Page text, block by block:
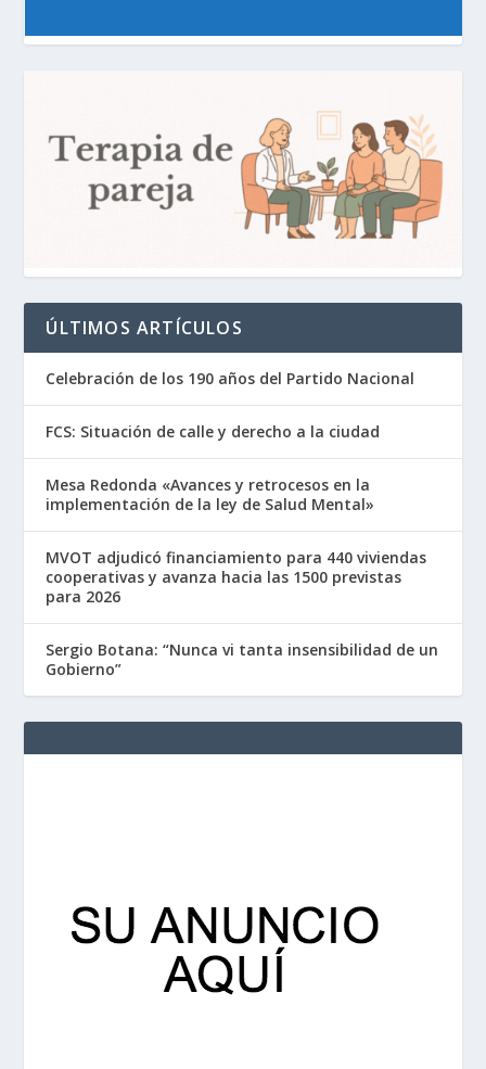
ÚLTIMOS ARTÍCULOS
Celebración de los 190 años del Partido Nacional
FCS: Situación de calle y derecho a la ciudad
Mesa Redonda «Avances y retrocesos en la
implementación de la ley de Salud Mental»
MVOT adjudicó financiamiento para 440 viviendas
cooperativas y avanza hacia las 1500 previstas
para 2026
Sergio Botana: “Nunca vi tanta insensibilidad de un
Gobierno”